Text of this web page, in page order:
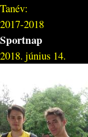
Tanév:
2017-2018
Sportnap
2018. június 14.